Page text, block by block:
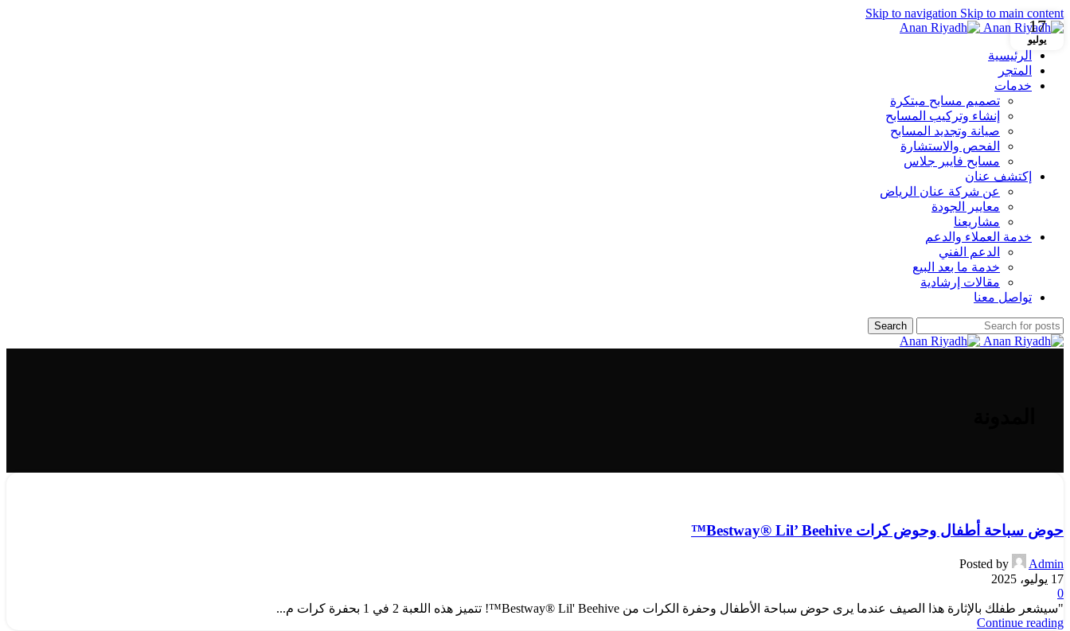
Skip to navigation Skip to main content
الرئيسية
المتجر
خدمات
تصميم مسابح مبتكرة
إنشاء وتركيب المسابح
صيانة وتجديد المسابح
الفحص والاستشارة
مسابح فايبر جلاس
إكتشف عنان
عن شركة عنان الرياض
معايير الجودة
مشاريعنا
خدمة العملاء والدعم
الدعم الفني
خدمة ما بعد البيع
مقالات إرشادية
تواصل معنا
Search
17
يوليو
حوض سباحة أطفال وحوض كرات Bestway® Lil’ Beehive™
Posted by
Admin
17 يوليو، 2025
0
"سيشعر طفلك بالإثارة هذا الصيف عندما يرى حوض سباحة الأطفال وحفرة الكرات من Bestway® Lil' Beehive™! تتميز هذه اللعبة 2 في 1 بحفرة كرات م...
Continue reading